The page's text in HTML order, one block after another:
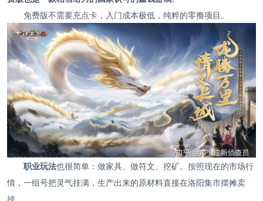
免费版不需要充点卡，入门成本极低，纯粹的零撸项目。
职业玩法也很简单：做家具、做符文、挖矿。按照现在的市场行
情，一组号把灵气挂满，生产出来的原材料直接在洛阳集市摆摊卖